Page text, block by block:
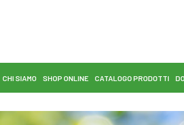
CHI SIAMO SHOP ONLINE CATALOGO PRODOTTI